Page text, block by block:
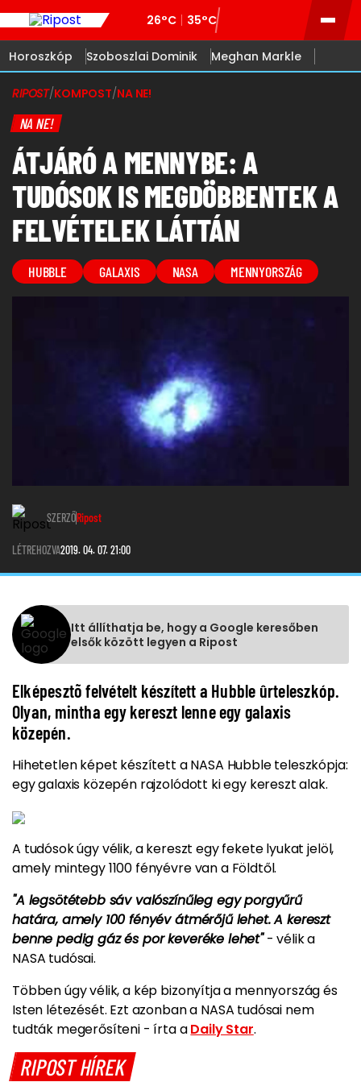
26°C 35°C
Horoszkóp Szoboszlai Dominik Meghan Markle
RIPOST/KOMPOST/NA NE!
NA NE!
ÁTJÁRÓ A MENNYBE: A
TUDÓSOK IS MEGDÖBBENTEK A
FELVÉTELEK LÁTTÁN
HUBBLE GALAXIS NASA MENNYORSZÁG
SZERZŐRipost
LÉTREHOZVA2019. 04. 07. 21:00
Itt állíthatja be, hogy a Google keresőben
elsők között legyen a Ripost
Elképesztõ felvételt készített a Hubble ûrteleszkóp.
Olyan, mintha egy kereszt lenne egy galaxis
közepén.
Hihetetlen képet készített a NASA Hubble teleszkópja:
egy galaxis közepén rajzolódott ki egy kereszt alak.
A tudósok úgy vélik, a kereszt egy fekete lyukat jelöl,
amely mintegy 1100 fényévre van a Földtől.
"A legsötétebb sáv valószínűleg egy porgyűrű
határa, amely 100 fényév átmérőjű lehet. A kereszt
benne pedig gáz és por keveréke lehet"- vélik a
NASA tudósai.
Többen úgy vélik, a kép bizonyítja a mennyország és
Isten létezését. Ezt azonban a NASA tudósai nem
tudták megerősíteni - írta aDaily Star.
RIPOST HÍREK